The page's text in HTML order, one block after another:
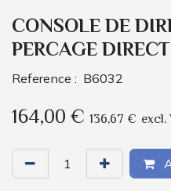
CONSOLE DE
PERCAGE
Reference : B6032
164,00€ 136,67 € excl.